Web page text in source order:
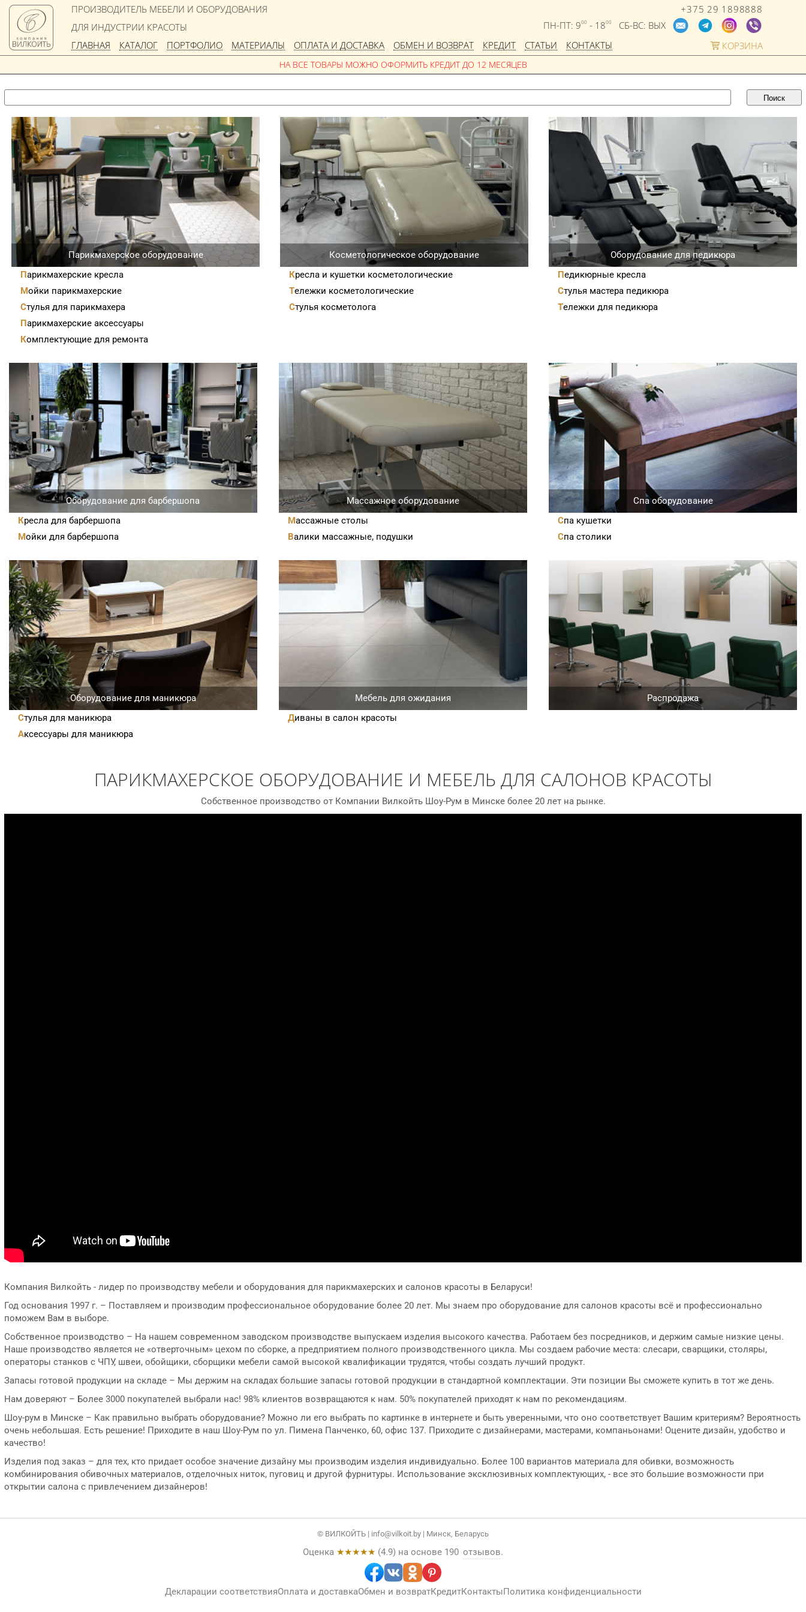
ПРОИЗВОДИТЕЛЬ МЕБЕЛИ И ОБОРУДОВАНИЯ
ДЛЯ ИНДУСТРИИ КРАСОТЫ
+375 29 1898888
ПН-ПТ: 900 - 1800
СБ-ВС: ВЫХ
ГЛАВНАЯ
КАТАЛОГ ПОРТФОЛИО МАТЕРИАЛЫ ОПЛАТА И ДОСТАВКА ОБМЕН И ВОЗВРАТ КРЕДИТ СТАТЬИ КОНТАКТЫ КОРЗИНА
Парикмахерское оборудование
Парикмахерские кресла
Мойки парикмахерские
Стулья для парикмахера
Парикмахерские аксессуары
Комплектующие для ремонта
Косметологическое оборудование
Кресла и кушетки косметологические
Тележки косметологические
Стулья косметолога
Оборудование для педикюра
Педикюрные кресла
Стулья мастера педикюра
Тележки для педикюра
Оборудование для барбершопа
Кресла для барбершопа
Мойки для барбершопа
Массажное оборудование
Массажные столы
Валики массажные, подушки
Спа оборудование
Спа кушетки
Спа столики
Оборудование для маникюра
Стулья для маникюра
Аксессуары для маникюра
Мебель для ожидания
Диваны в салон красоты
Распродажа
ПАРИКМАХЕРСКОЕ ОБОРУДОВАНИЕ И МЕБЕЛЬ ДЛЯ САЛОНОВ КРАСОТЫ
Собственное производство от Компании Вилкойть Шоу-Рум в Минске более 20 лет на рынке.
Компания Вилкойть - лидер по производству мебели и оборудования для парикмахерских и салонов красоты в Беларуси!
Год основания 1997 г. – Поставляем и производим профессиональное оборудование более 20 лет. Мы знаем про оборудование для салонов красоты всё и профессионально
поможем Вам в выборе.
Собственное производство – На нашем современном заводском производстве выпускаем изделия высокого качества. Работаем без посредников, и держим самые низкие цены.
Наше производство является не «отверточным» цехом по сборке, а предприятием полного производственного цикла. Мы создаем рабочие места: слесари, сварщики, столяры,
операторы станков с ЧПУ, швеи, обойщики, сборщики мебели самой высокой квалификации трудятся, чтобы создать лучший продукт.
Запасы готовой продукции на складе – Мы держим на складах большие запасы готовой продукции в стандартной комплектации. Эти позиции Вы сможете купить в тот же день.
Нам доверяют – Более 3000 покупателей выбрали нас! 98% клиентов возвращаются к нам. 50% покупателей приходят к нам по рекомендациям.
Шоу-рум в Минске – Как правильно выбрать оборудование? Можно ли его выбрать по картинке в интернете и быть уверенными, что оно соответствует Вашим критериям? Вероятность
очень небольшая. Есть решение! Приходите в наш Шоу-Рум по ул. Пимена Панченко, 60, офис 137. Приходите с дизайнерами, мастерами, компаньонами! Оцените дизайн, удобство и
качество!
Изделия под заказ – для тех, кто придает особое значение дизайну мы производим изделия индивидуально. Более 100 вариантов материала для обивки, возможность
комбинирования обивочных материалов, отделочных ниток, пуговиц и другой фурнитуры. Использование эксклюзивных комплектующих, - все это большие возможности при
открытии салона с привлечением дизайнеров!
© ВИЛКОЙТЬ | info@vilkoit.by | Минск, Беларусь
Оценка ★★★★★ (4.9) на основе 190 отзывов.
Декларации соответствияОплата и доставкаОбмен и возвратКредитКонтактыПолитика конфиденциальности